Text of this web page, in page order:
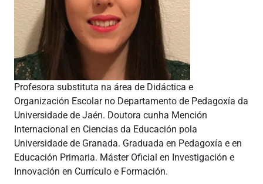
Profesora substituta na área de Didáctica e
Organización Escolar no Departamento de Pedagoxía da
Universidade de Jaén. Doutora cunha Mención
Internacional en Ciencias da Educación pola
Universidade de Granada. Graduada en Pedagoxía e en
Educación Primaria. Máster Oficial en Investigación e
Innovación en Currículo e Formación.